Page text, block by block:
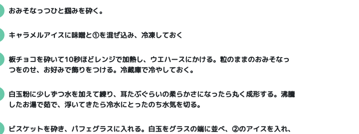
おみそなっつひと掴みを砕く。
キャラメルアイスに味噌と①を混ぜ込み、冷凍しておく
板チョコを砕いて10秒ほどレンジで加熱し、ウエハースにかける。粒のままのおみそなっ
つをのせ、お好みで飾りをつける。冷蔵庫で冷やしておく。
白玉粉に少しずつ水を加えて練り、耳たぶぐらいの柔らかさになったら丸く成形する。沸騰
したお湯で茹で、浮いてきたら冷水にとったのち水気を切る。
ビスケットを砕き、パフェグラスに入れる。白玉をグラスの端に並べ、②のアイスを入れ、